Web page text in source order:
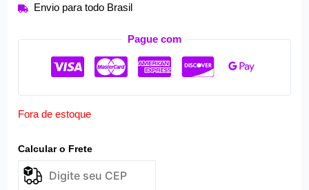
Envio para todo Brasil
Pague com
Fora de estoque
Calcular o Frete